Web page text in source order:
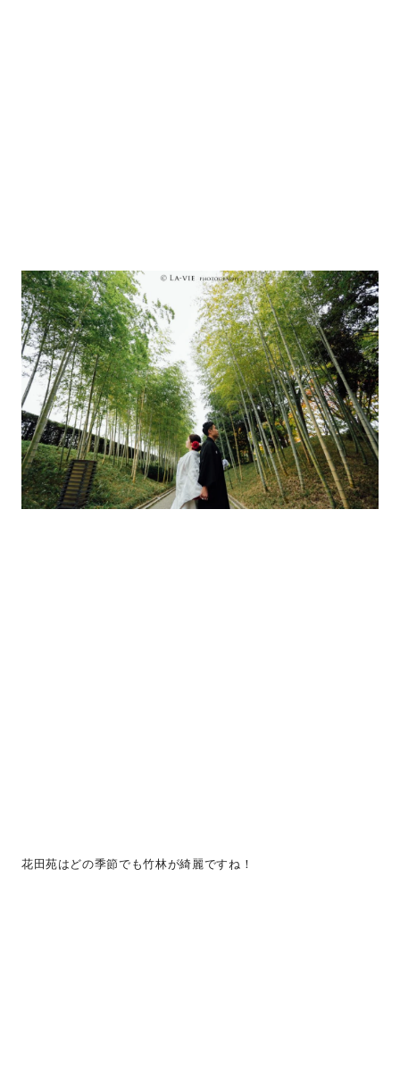
花田苑はどの季節でも竹林が綺麗ですね！